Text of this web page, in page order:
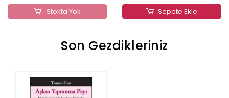
Stokta Yok Sepete Ekle
Son Gezdikleriniz